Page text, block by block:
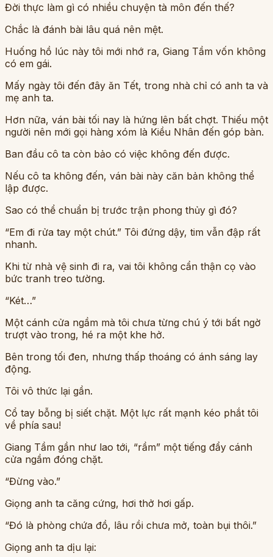
Đời thực làm gì có nhiều chuyện tà môn đến thế?
Chắc là đánh bài lâu quá nên mệt.
Huống hồ lúc này tôi mới nhớ ra, Giang Tầm vốn không
có em gái.
Mấy ngày tôi đến đây ăn Tết, trong nhà chỉ có anh ta và
mẹ anh ta.
Hơn nữa, ván bài tối nay là hứng lên bất chợt. Thiếu một
người nên mới gọi hàng xóm là Kiều Nhân đến góp bàn.
Ban đầu cô ta còn bảo có việc không đến được.
Nếu cô ta không đến, ván bài này căn bản không thể
lập được.
Sao có thể chuẩn bị trước trận phong thủy gì đó?
“Em đi rửa tay một chút.” Tôi đứng dậy, tim vẫn đập rất
nhanh.
Khi từ nhà vệ sinh đi ra, vai tôi không cẩn thận cọ vào
bức tranh treo tường.
“Két…”
Một cánh cửa ngầm mà tôi chưa từng chú ý tới bất ngờ
trượt vào trong, hé ra một khe hở.
Bên trong tối đen, nhưng thấp thoáng có ánh sáng lay
động.
Tôi vô thức lại gần.
Cổ tay bỗng bị siết chặt. Một lực rất mạnh kéo phắt tôi
về phía sau!
Giang Tầm gần như lao tới, “rầm” một tiếng đẩy cánh
cửa ngầm đóng chặt.
“Đừng vào.”
Giọng anh ta căng cứng, hơi thở hơi gấp.
“Đó là phòng chứa đồ, lâu rồi chưa mở, toàn bụi thôi.”
Giọng anh ta dịu lại: